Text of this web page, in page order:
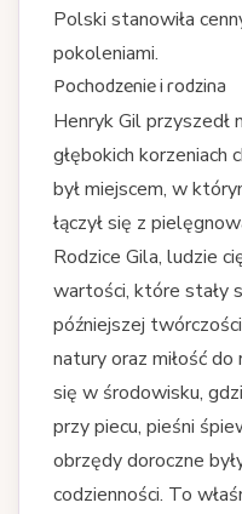
Polski stanowiła
pokoleniami.
Pochodzenie i rodzina
Henryk Gil przyszedł
głębokich korzeniach
był miejscem, w
łączył się z
Rodzice Gila, ludzie
wartości, które stały
późniejszej
natury oraz miłość
się w środowisku,
przy piecu, pieśni
obrzędy doroczne
codzienności. To